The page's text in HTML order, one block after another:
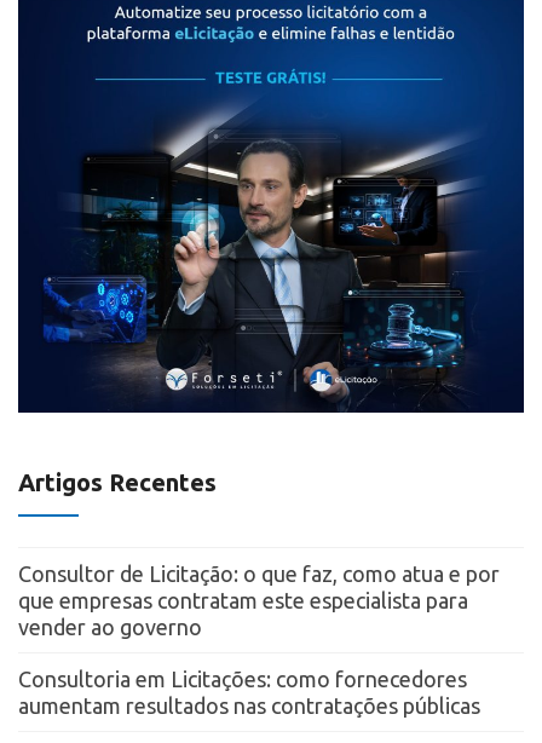
Artigos Recentes
Consultor de Licitação: o que faz, como atua e por
que empresas contratam este especialista para
vender ao governo
Consultoria em Licitações: como fornecedores
aumentam resultados nas contratações públicas